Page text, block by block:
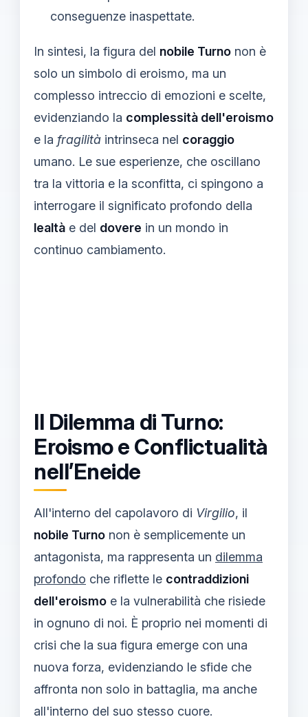
conseguenze inaspettate.
In sintesi, la figura del nobile Turno non è
solo un simbolo di eroismo, ma un
complesso intreccio di emozioni e scelte,
evidenziando la complessità dell'eroismo
e la fragilità intrinseca nel coraggio
umano. Le sue esperienze, che oscillano
tra la vittoria e la sconfitta, ci spingono a
interrogare il significato profondo della
lealtà e del dovere in un mondo in
continuo cambiamento.
Il Dilemma di Turno:
Eroismo e Conflictualità
nell’Eneide
All'interno del capolavoro di Virgilio, il
nobile Turno non è semplicemente un
antagonista, ma rappresenta un dilemma
profondo che riflette le contraddizioni
dell'eroismo e la vulnerabilità che risiede
in ognuno di noi. È proprio nei momenti di
crisi che la sua figura emerge con una
nuova forza, evidenziando le sfide che
affronta non solo in battaglia, ma anche
all'interno del suo stesso cuore.